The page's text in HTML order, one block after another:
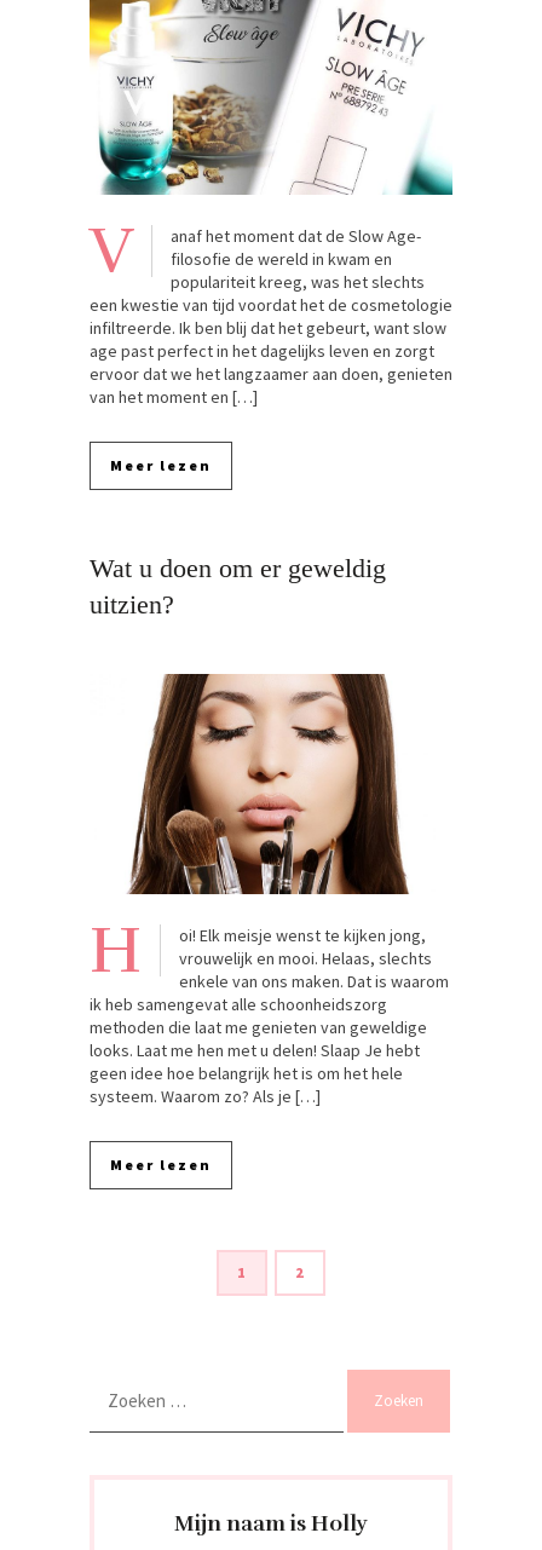
V
anaf het moment dat de Slow Age-
filosofie de wereld in kwam en
populariteit kreeg, was het slechts
een kwestie van tijd voordat het de cosmetologie
infiltreerde. Ik ben blij dat het gebeurt, want slow
age past perfect in het dagelijks leven en zorgt
ervoor dat we het langzaamer aan doen, genieten
van het moment en […]
Meer lezen
Wat u doen om er geweldig
uitzien?
H
oi! Elk meisje wenst te kijken jong,
vrouwelijk en mooi. Helaas, slechts
enkele van ons maken. Dat is waarom
ik heb samengevat alle schoonheidszorg
methoden die laat me genieten van geweldige
looks. Laat me hen met u delen! Slaap Je hebt
geen idee hoe belangrijk het is om het hele
systeem. Waarom zo? Als je […]
Meer lezen
1 2
naar:
Mijn naam is Holly